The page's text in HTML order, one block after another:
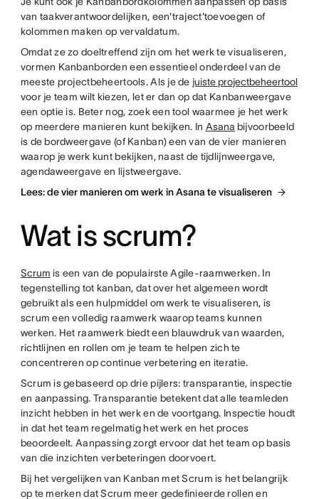
van taakverantwoordelijken, een'traject'toevoegen of
kolommen maken op vervaldatum.
Omdat ze zo doeltreffend zijn om het werk te visualiseren,
vormen Kanbanborden een essentieel onderdeel van de
meeste projectbeheertools. Als je de juiste projectbeheertool
voor je team wilt kiezen, let er dan op dat Kanbanweergave
een optie is. Beter nog, zoek een tool waarmee je het werk
op meerdere manieren kunt bekijken. In Asana bijvoorbeeld
is de bordweergave (of Kanban) een van de vier manieren
waarop je werk kunt bekijken, naast de tijdlijnweergave,
agendaweergave en lijstweergave.
Lees: de vier manieren om werk in Asana te visualiseren
Wat is scrum?
Scrum is een van de populairste Agile-raamwerken. In
tegenstelling tot kanban, dat over het algemeen wordt
gebruikt als een hulpmiddel om werk te visualiseren, is
scrum een volledig raamwerk waarop teams kunnen
werken. Het raamwerk biedt een blauwdruk van waarden,
richtlijnen en rollen om je team te helpen zich te
concentreren op continue verbetering en iteratie.
Scrum is gebaseerd op drie pijlers: transparantie, inspectie
en aanpassing. Transparantie betekent dat alle teamleden
inzicht hebben in het werk en de voortgang. Inspectie houdt
in dat het team regelmatig het werk en het proces
beoordeelt. Aanpassing zorgt ervoor dat het team op basis
van die inzichten verbeteringen doorvoert.
Bij het vergelijken van Kanban met Scrum is het belangrijk
op te merken dat Scrum meer gedefinieerde rollen en